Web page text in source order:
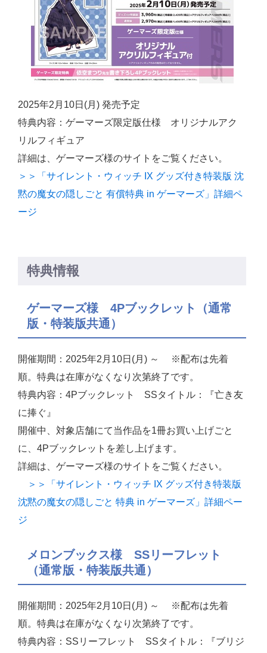
2025年2月10日(月) 発売予定
特典内容：ゲーマーズ限定版仕様 オリジナルアク
リルフィギュア
詳細は、ゲーマーズ様のサイトをご覧ください。
＞＞「サイレント・ウィッチ IX グッズ付き特装版 沈
黙の魔女の隠しごと 有償特典 in ゲーマーズ」詳細ペ
ージ
特典情報
ゲーマーズ様 4Pブックレット（通常
版・特装版共通）
開催期間：2025年2月10日(月) ～ ※配布は先着
順。特典は在庫がなくなり次第終了です。
特典内容：4Pブックレット SSタイトル：『亡き友
に捧ぐ』
開催中、対象店舗にて当作品を1冊お買い上げごと
に、4Pブックレットを差し上げます。
詳細は、ゲーマーズ様のサイトをご覧ください。
＞＞「サイレント・ウィッチ IX グッズ付き特装版
沈黙の魔女の隠しごと 特典 in ゲーマーズ」詳細ペー
ジ
メロンブックス様 SSリーフレット
（通常版・特装版共通）
開催期間：2025年2月10日(月) ～ ※配布は先着
順。特典は在庫がなくなり次第終了です。
特典内容：SSリーフレット SSタイトル：『ブリジ